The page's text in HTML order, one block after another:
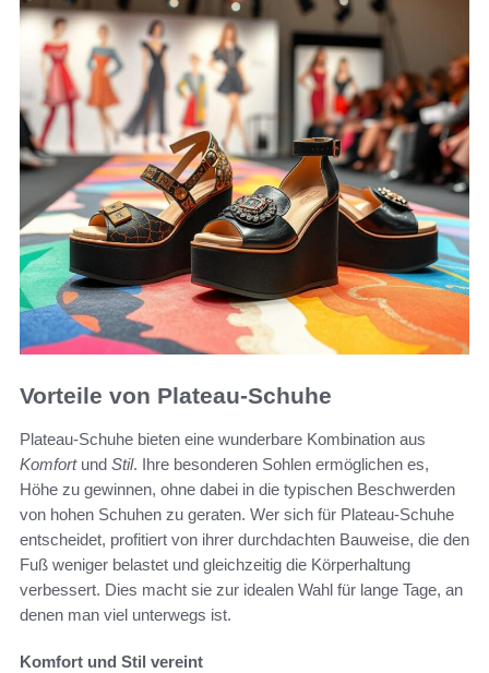
Vorteile von Plateau-Schuhe
Plateau-Schuhe bieten eine wunderbare Kombination aus
Komfortund Stil. Ihre besonderen Sohlen ermöglichen es,
Höhe zu gewinnen, ohne dabei in die typischen Beschwerden
von hohen Schuhen zu geraten. Wer sich für Plateau-Schuhe
entscheidet, profitiert von ihrer durchdachten Bauweise, die den
Fuß weniger belastet und gleichzeitig die Körperhaltung
verbessert. Dies macht sie zur idealen Wahl für lange Tage, an
denen man viel unterwegs ist.
Komfort und Stil vereint